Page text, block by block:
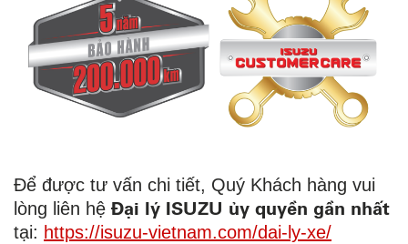
Để được tư vấn chi tiết, Quý Khách hàng vui
lòng liên hệ Đại lý ISUZU ủy quyền gần nhất
tại: https://isuzu-vietnam.com/dai-ly-xe/